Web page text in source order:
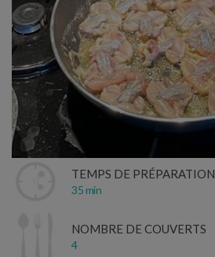
TEMPS DE PRÉPARATION
35 min
NOMBRE DE COUVERTS
4